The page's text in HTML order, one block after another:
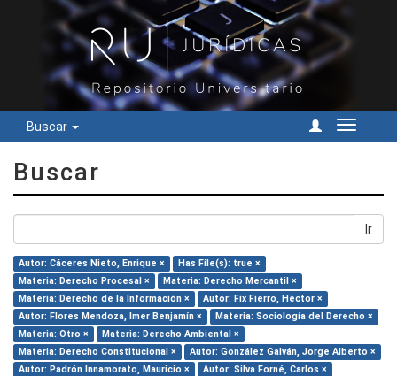
Buscar
Cambiar
Buscar
Ir
Autor: Cáceres Nieto, Enrique ×
Has File(s): true ×
Materia: Derecho Procesal ×
Materia: Derecho Mercantil ×
Materia: Derecho de la Información ×
Autor: Fix Fierro, Héctor ×
Autor: Flores Mendoza, Imer Benjamín ×
Materia: Sociología del Derecho ×
Materia: Otro ×
Materia: Derecho Ambiental ×
Materia: Derecho Constitucional ×
Autor: González Galván, Jorge Alberto ×
Autor: Padrón Innamorato, Mauricio ×
Autor: Silva Forné, Carlos ×